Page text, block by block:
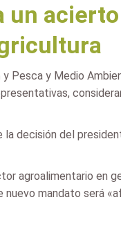
Pesca y Medio
decisión del
agroalimentario en
mandato será